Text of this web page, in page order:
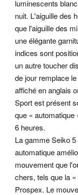
luminescents
nuit. L'aiguille des
que l'aiguille des
une élégante
indices sont
un autre toucher
de jour remplace
affiché en anglais
Sport est présent
que «
6 heures.
La gamme Seiko
automatique
mouvement que
chers, tels que la
Prospex. Le